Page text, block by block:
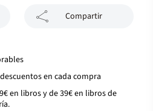
Compartir
en cada compra
en libros y de 39€ en libros de